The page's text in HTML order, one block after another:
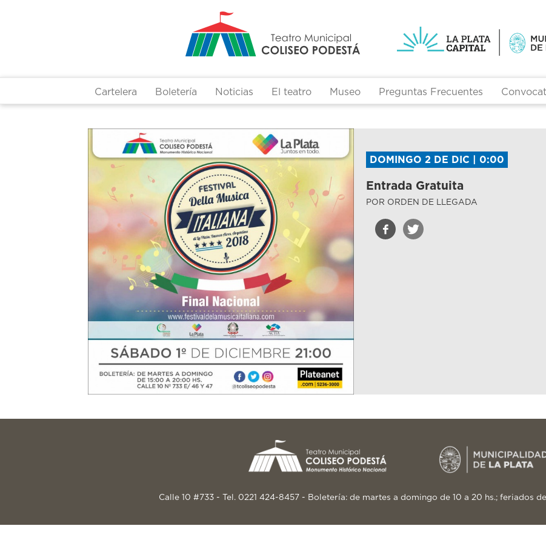
Cartelera Boletería Noticias El teatro Museo Preguntas Frecuentes
DOMINGO 2 DE DIC | 0:00
Entrada Gratuita
POR ORDEN DE LLEGADA
Calle 10 #733 - Tel. 0221 424-8457 - Boletería: de martes a domingo de 10 a 20 hs.; feriados